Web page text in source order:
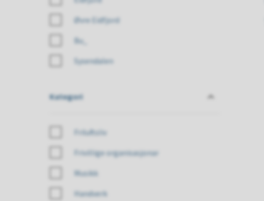
Øvre Eidfjord
Bu_
Sysendalen
Kategori
Friluftsliv
Frivillige organisasjonar
Musikk
Handverk